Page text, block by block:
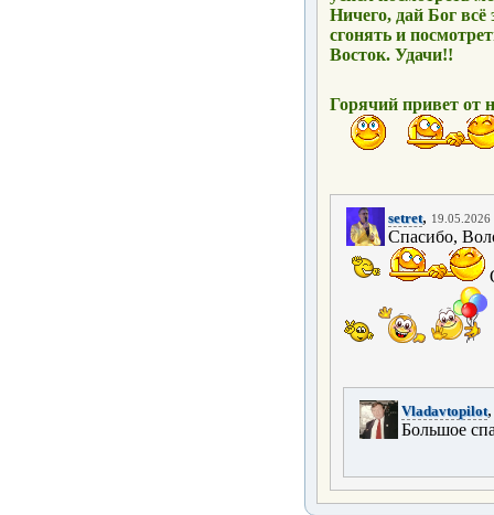
Ничего, дай Бог всё
сгонять и
Восток. Удачи!!
Горячий привет от
setret, 19.05.2026
Спасибо,
Vladavtopilot
Большое